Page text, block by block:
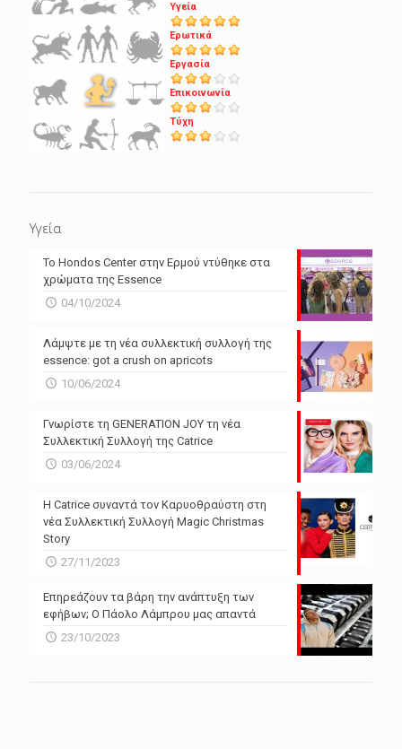
Υγεία
Ερωτικά
Εργασία
Επικοινωνία
Τύχη
Υγεία
Το Hondos Center στην Ερμού ντύθηκε στα
χρώματα της Essence
04/10/2024
Λάμψτε με τη νέα συλλεκτική συλλογή της
essence: got a crush on apricots
10/06/2024
Γνωρίστε τη GENERATION JOY τη νέα
Συλλεκτική Συλλογή της Catrice
03/06/2024
Η Catrice συναντά τον Καρυοθραύστη στη
νέα Συλλεκτική Συλλογή Magic Christmas
Story
27/11/2023
Επηρεάζουν τα βάρη την ανάπτυξη των
εφήβων; Ο Πάολο Λάμπρου μας απαντά
23/10/2023